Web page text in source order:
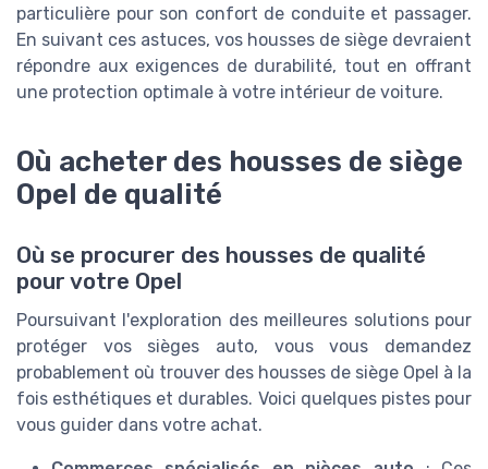
particulière pour son confort de conduite et passager.
En suivant ces astuces, vos housses de siège devraient
répondre aux exigences de durabilité, tout en offrant
une protection optimale à votre intérieur de voiture.
Où acheter des housses de siège
Opel de qualité
Où se procurer des housses de qualité
pour votre Opel
Poursuivant l'exploration des meilleures solutions pour
protéger vos sièges auto, vous vous demandez
probablement où trouver des housses de siège Opel à la
fois esthétiques et durables. Voici quelques pistes pour
vous guider dans votre achat.